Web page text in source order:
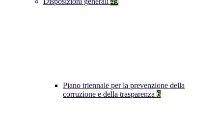
Piano triennale per la prevenzione della
corruzione e della trasparenza 6